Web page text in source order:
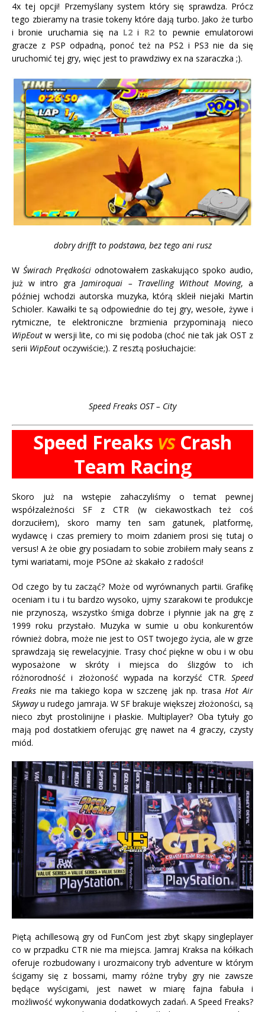
4x tej opcji! Przemyślany system który się sprawdza. Prócz
tego zbieramy na trasie tokeny które dają turbo. Jako że turbo
i bronie uruchamia się na L2 i R2to pewnie emulatorowi
gracze z PSP odpadną, ponoć też na PS2 i PS3 nie da się
uruchomić tej gry, więc jest to prawdziwy ex na szaraczka ;).
dobry drifft to podstawa, bez tego ani rusz
W Świrach Prędkości odnotowałem zaskakująco spoko audio,
już w intro graJamiroquai – Travelling Without Moving, a
później wchodzi autorska muzyka, którą skleił niejaki Martin
Schioler. Kawałki te są odpowiednie do tej gry, wesołe, żywe i
rytmiczne, te elektroniczne brzmienia przypominają nieco
WipEout w wersji lite, co mi się podoba (choć nie tak jak OST z
serii WipEout oczywiście;). Z resztą posłuchajcie:
Speed Freaks OST – City
Speed Freaks vsCrash
Team Racing
Skoro już na wstępie zahaczyliśmy o temat pewnej
współzależności SF z CTR (w ciekawostkach też coś
dorzuciłem), skoro mamy ten sam gatunek, platformę,
wydawcę i czas premiery to moim zdaniem prosi się tutaj o
versus! A że obie gry posiadam to sobie zrobiłem mały seans z
tymi wariatami, moje PSOne aż skakało z radości!
Od czego by tu zacząć? Może od wyrównanych partii. Grafikę
oceniam i tu i tu bardzo wysoko, ujmy szarakowi te produkcje
nie przynoszą, wszystko śmiga dobrze i płynnie jak na grę z
1999 roku przystało. Muzyka w sumie u obu konkurentów
również dobra, może nie jest to OST twojego życia, ale w grze
sprawdzają się rewelacyjnie. Trasy choć piękne w obu i w obu
wyposażone w skróty i miejsca do ślizgów to ich
różnorodność i złożoność wypada na korzyść CTR. Speed
Freaks nie ma takiego kopa w szczenę jak np. trasaHot Air
Skywayu rudego jamraja. W SF brakuje większej złożoności, są
nieco zbyt prostolinijne i płaskie. Multiplayer? Oba tytuły go
mają pod dostatkiem oferując grę nawet na 4 graczy, czysty
miód.
Piętą achillesową gry od FunCom jest zbyt skąpy singleplayer
co w przpadku CTR nie ma miejsca. Jamraj Kraksa na kółkach
oferuje rozbudowany i urozmaicony tryb adventure w którym
ścigamy się z bossami, mamy różne tryby gry nie zawsze
będące wyścigami, jest nawet w miarę fajna fabuła i
możliwość wykonywania dodatkowych zadań. A Speed Freaks?